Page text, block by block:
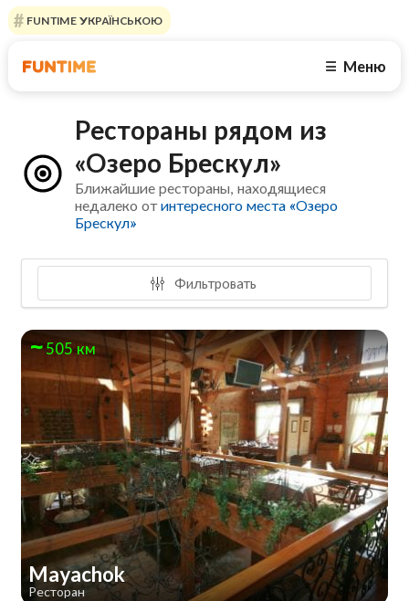
FUNTIME УКРАЇНСЬКОЮ
☰ Меню
Рестораны рядом из
«Озеро Брескул»
Ближайшие рестораны, находящиеся
недалеко отинтересного места «Озеро
Брескул»
Фильтровать
505 км
Mayachok
Ресторан